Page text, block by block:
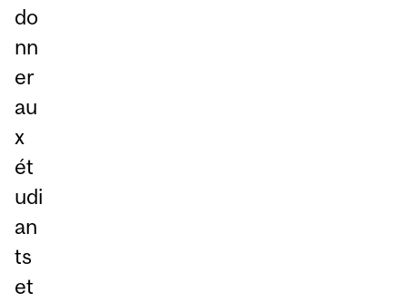
do
nn
er
au
x
ét
udi
an
ts
et